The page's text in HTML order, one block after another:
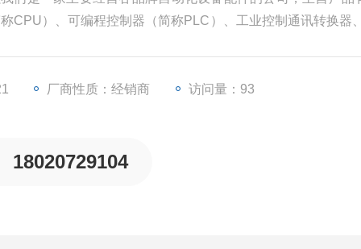
CPU）、可编程控制器（简称PLC）、工业控制通讯转换器
厂商性质：经销商 访问量：93
18020729104